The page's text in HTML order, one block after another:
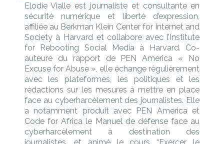
Elodie Vialle est journaliste et consultante en
sécurité numérique et liberté d’expression,
affiliée au Berkman Klein Center for Internet and
Society à Harvard et collabore avec l’Institute
for Rebooting Social Media à Harvard. Co-
auteure du rapport de PEN America « No
Excuse for Abuse », elle échange régulièrement
avec les plateformes, les politiques et les
rédactions sur les mesures à mettre en place
face au cyberharcèlement des journalistes. Elle
a notamment produit avec PEN America et
Code for Africa le Manuel de défense face au
cyberharcèlement à destination des